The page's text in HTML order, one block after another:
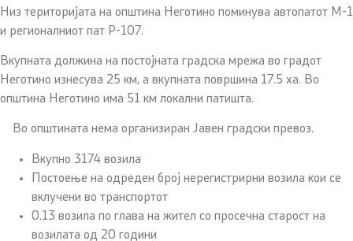
Низ територијата на општина Неготино поминува автопатот М-1
и регионалниот пат Р-107.
Вкупната должина на постојната градска мрежа во градот
Неготино изнесува 25 км, а вкупната површина 17.5 ха. Во
општина Неготино има 51 км локални патишта.
Во општината нема организиран Јавен градски превоз.
Вкупно 3174 возила
Постоење на одреден број нерегистрирни возила кои се
вклучени во транспортот
0.13 возила по глава на жител со просечна старост на
возилата од 20 години